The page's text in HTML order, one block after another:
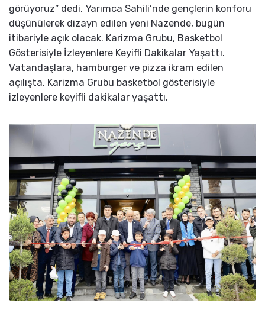
görüyoruz” dedi. Yarımca Sahili’nde gençlerin konforu
düşünülerek dizayn edilen yeni Nazende, bugün
itibariyle açık olacak. Karizma Grubu, Basketbol
Gösterisiyle İzleyenlere Keyifli Dakikalar Yaşattı.
Vatandaşlara, hamburger ve pizza ikram edilen
açılışta, Karizma Grubu basketbol gösterisiyle
izleyenlere keyifli dakikalar yaşattı.